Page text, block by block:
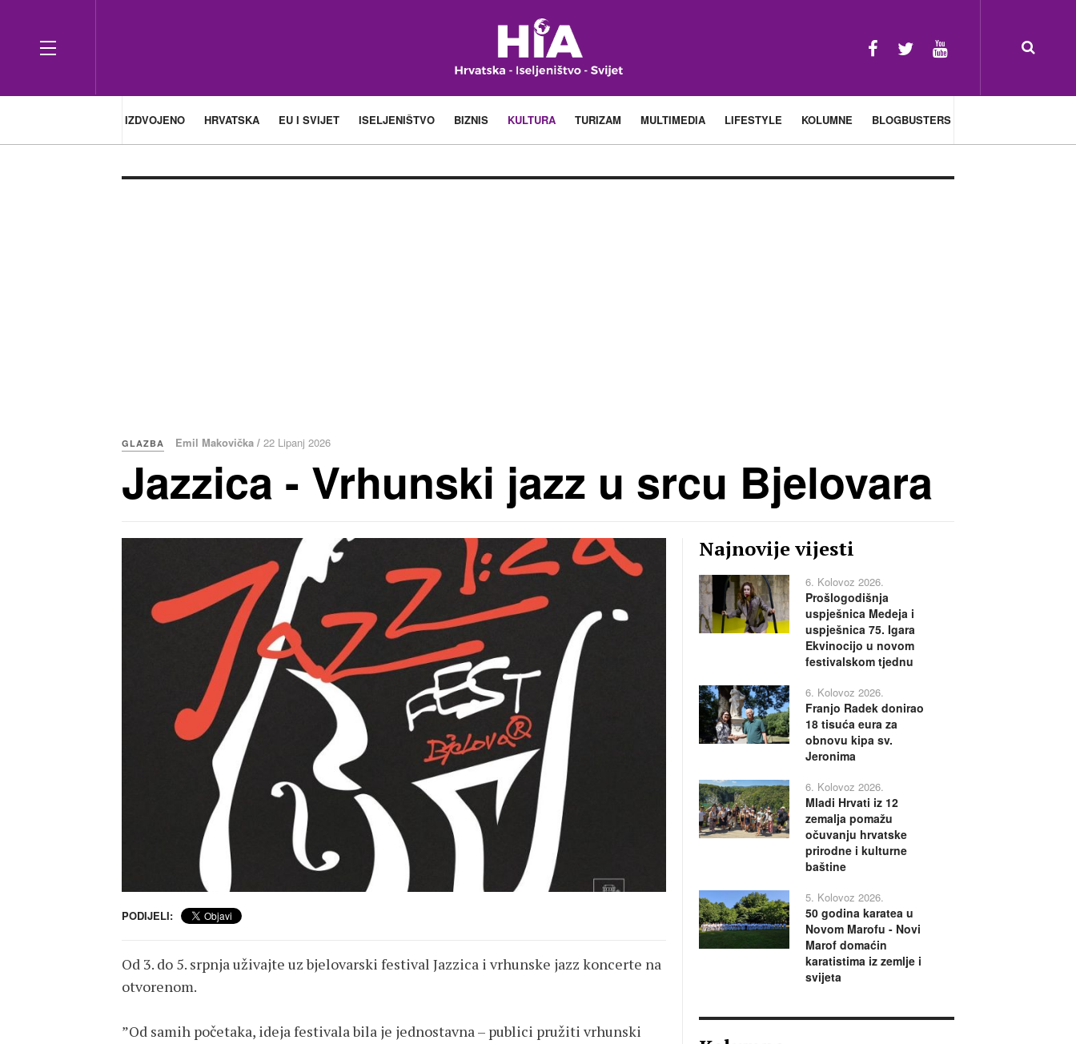
IZDVOJENO HRVATSKA EU I SVIJET ISELJENIŠTVO BIZNIS KULTURA TURIZAM MULTIMEDIA LIFESTYLE KOLUMNE BLOGBUSTERS
GLAZBA Emil Makovička / 22 Lipanj 2026
Jazzica - Vrhunski jazz u srcu Bjelovara
PODIJELI:
Od 3. do 5. srpnja uživajte uz bjelovarski festival Jazzica i vrhunske jazz koncerte na
otvorenom.
”Od samih početaka, ideja festivala bila je jednostavna – publici pružiti vrhunski
Najnovije vijesti
6. Kolovoz 2026.
Prošlogodišnja
uspješnica Medeja i
uspješnica 75. Igara
Ekvinocijo u novom
festivalskom tjednu
6. Kolovoz 2026.
Franjo Radek donirao
18 tisuća eura za
obnovu kipa sv.
Jeronima
6. Kolovoz 2026.
Mladi Hrvati iz 12
zemalja pomažu
očuvanju hrvatske
prirodne i kulturne
baštine
5. Kolovoz 2026.
50 godina karatea u
Novom Marofu - Novi
Marof domaćin
karatistima iz zemlje i
svijeta